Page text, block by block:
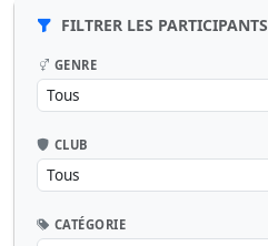
FILTRER LES PARTICIPANTS
GENRE
CLUB
CATÉGORIE